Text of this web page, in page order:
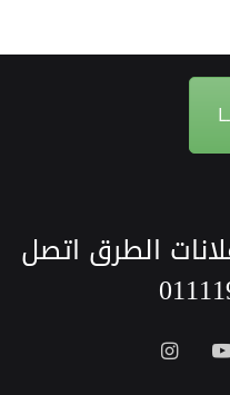
الطرق اتصل
يوتيوبانستقرام